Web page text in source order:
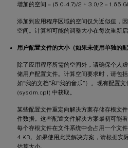
增加的空间 = (5.0-4.7)/2 + 3.0/2 = 1.65
添加到应用程序区域的空间仅为近似值，
空间。计算和可能的调整大小在每次重新启
用户配置文件的大小（如果未使用单独的
除了应用程序所需的空间外，请确保个人
储用户配置文件。计算空间要求时，请包
如“我的文档”和“我的音乐”）。现有配置
(sysdm.cpl) 中获取。
某些配置文件重定向解决方案存储存根文
件数据。这些配置文件解决方案最初可能
每个存根文件在文件系统中会占用一个文
4 KB。如果使用此类解决方案，请根据实
估算大小。